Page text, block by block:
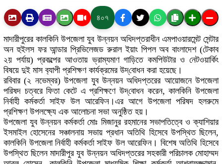
৪০৭
মাদারীপুরের কালকিনি উপজেলা যুব উন্নয়ন অধিদপ্তরাধীন এমপাওয়ারমেন্ট সেন্টার
অন হুইলস ফর আন্ডার প্রিভিলেজড রুরাল ইয়াং পিপল অব বাংলাদেশ (টেকাব
২য় পর্যায়) প্রকল্পের আওতায় ভ্রাম্যমাণ গাড়িতে কমপিউটার ও নেটওয়ার্কিং
বিষয়ে দুই মাস ব‌্যাপী প্রশিক্ষণ কার্যক্রমের উদ্‌বোধন করা হয়েছে।
রবিবার (২ নভেম্বর) উপজেলা যুব উন্নয়ন অধিদপ্তরের আয়োজনে উপজেলা
পরিষদ চত্বরে ফিতা কেটে এ প্রশিক্ষণে উদ্‌বোধন করেন, কালকিনি উপজেলা
নির্বাহী কর্মকর্তা সাইফ উল আরেফিন।এর আগে উপজেলা পরিষদ হলরুমে
প্রশিক্ষণ উপলক্ষ্যে এক আলোচনা সভা অনুষ্ঠিত হয়।
উপজেলা যুব উন্নয়ন কর্মকর্তা মোঃ মিজানুর রহমানের সভাপতিত্বে ও ক্যাশিয়ার
ইসমাইল হোসেনের সঞ্চালনায় সভায় প্রধান অতিথি হিসেবে উপস্থিত ছিলেন,
কালকিনি উপজেলা নির্বাহী কর্মকর্তা সাইফ উল আরেফিন। বিশেষ অতিথি হিসেবে
উপস্থিত ছিলেন মাদারীপুর যুব উন্নয়ন অধিদপ্তরের সহকারী পরিচালক মোহাম্মদ